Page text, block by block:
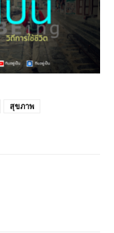
สุขภาพ